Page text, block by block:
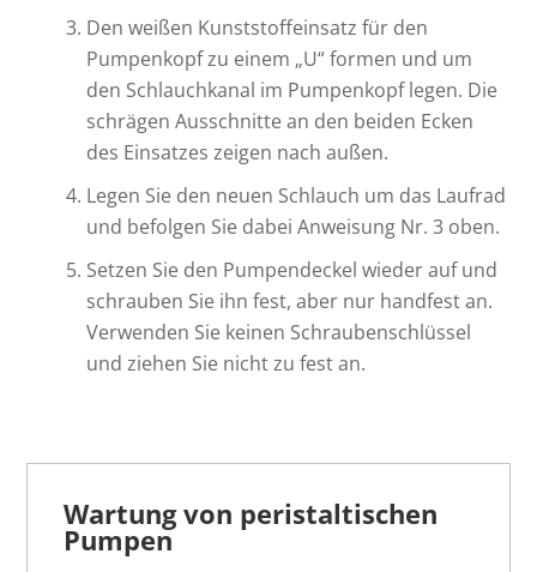
Den weißen Kunststoffeinsatz für den
Pumpenkopf zu einem „U“ formen und um
den Schlauchkanal im Pumpenkopf legen. Die
schrägen Ausschnitte an den beiden Ecken
des Einsatzes zeigen nach außen.
Legen Sie den neuen Schlauch um das Laufrad
und befolgen Sie dabei Anweisung Nr. 3 oben.
Setzen Sie den Pumpendeckel wieder auf und
schrauben Sie ihn fest, aber nur handfest an.
Verwenden Sie keinen Schraubenschlüssel
und ziehen Sie nicht zu fest an.
Wartung von peristaltischen
Pumpen